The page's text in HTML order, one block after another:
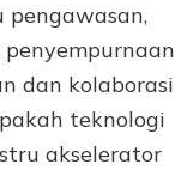
pengawasan,
dan kolaborasi
teknologi
akselerator